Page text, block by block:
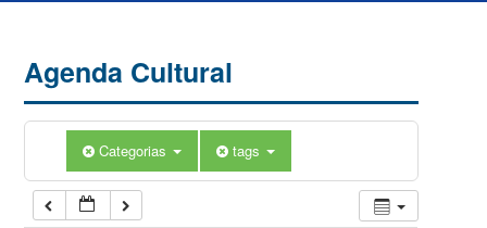
Agenda Cultural
Categorias tags
5:00
7:00